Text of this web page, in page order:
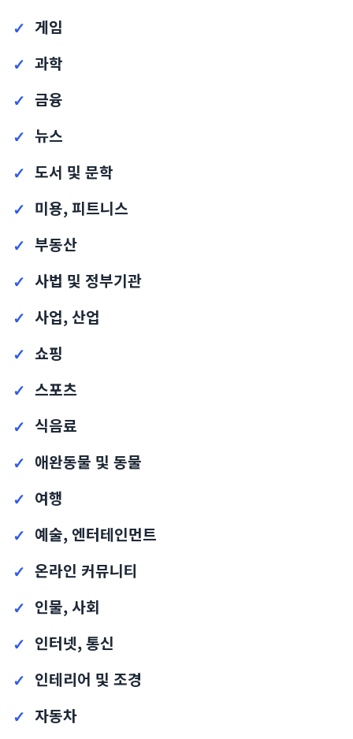
게임
과학
금융
뉴스
도서 및 문학
미용, 피트니스
부동산
사법 및 정부기관
사업, 산업
쇼핑
스포츠
식음료
애완동물 및 동물
여행
예술, 엔터테인먼트
온라인 커뮤니티
인물, 사회
인터넷, 통신
인테리어 및 조경
자동차